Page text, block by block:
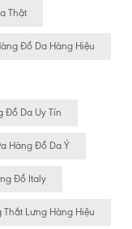
Thật
Đồ Da Hàng Hiệu
Đồ Da Uy Tín
Hàng Đồ Da Ý
Đồ Italy
Thắt Lưng Hàng Hiệu